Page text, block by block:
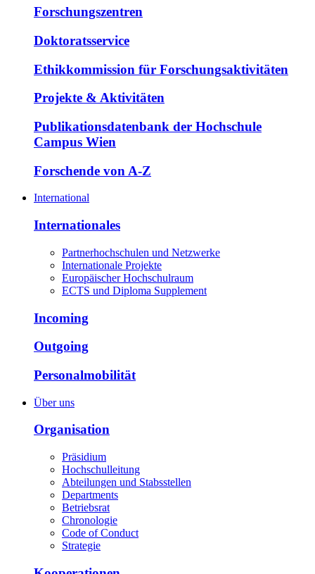
Forschungszentren
Doktoratsservice
Ethikkommission für Forschungsaktivitäten
Projekte & Aktivitäten
Publikationsdatenbank der Hochschule
Campus Wien
Forschende von A-Z
International
Internationales
Partnerhochschulen und Netzwerke
Internationale Projekte
Europäischer Hochschulraum
ECTS und Diploma Supplement
Incoming
Outgoing
Personalmobilität
Über uns
Organisation
Präsidium
Hochschulleitung
Abteilungen und Stabsstellen
Departments
Betriebsrat
Chronologie
Code of Conduct
Strategie